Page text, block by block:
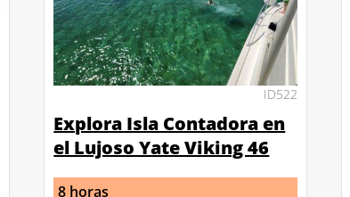
ID522
Explora Isla Contadora en
el Lujoso Yate Viking 46
8 horas